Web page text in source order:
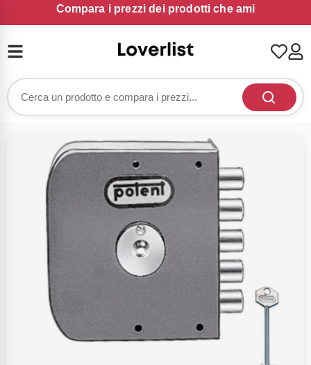
Compara i prezzi dei prodotti che ami